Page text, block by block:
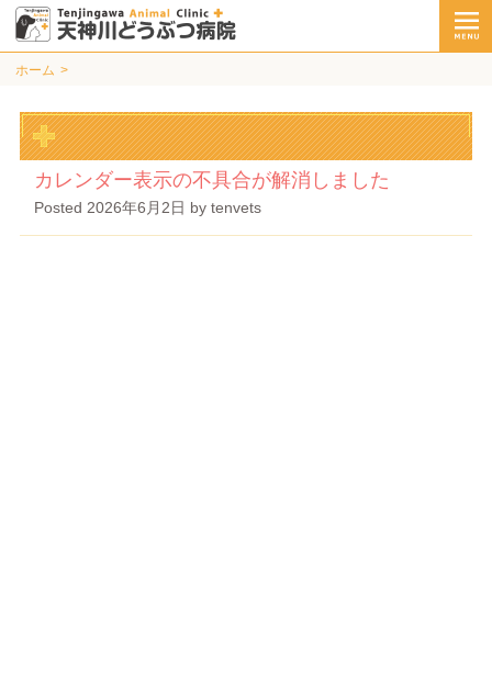
ホーム
カレンダー表示の不具合が解消しました
Posted 2026年6月2日 by tenvets